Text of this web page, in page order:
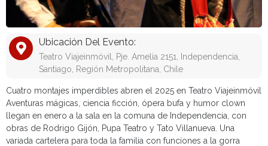
Ubicación Del Evento:
Teatro Viajeinmóvil, Pje. Amelia 2151, Independencia,
Santiago, Región Metropolitana, Chile
Cuatro montajes imperdibles abren el 2025 en Teatro Viajeinmóvil
Aventuras mágicas, ciencia ficción, ópera bufa y humor clown
llegan en enero a la sala en la comuna de Independencia, con
obras de Rodrigo Gijón, Pupa Teatro y Tato Villanueva. Una
variada cartelera para toda la familia con funciones a la gorra